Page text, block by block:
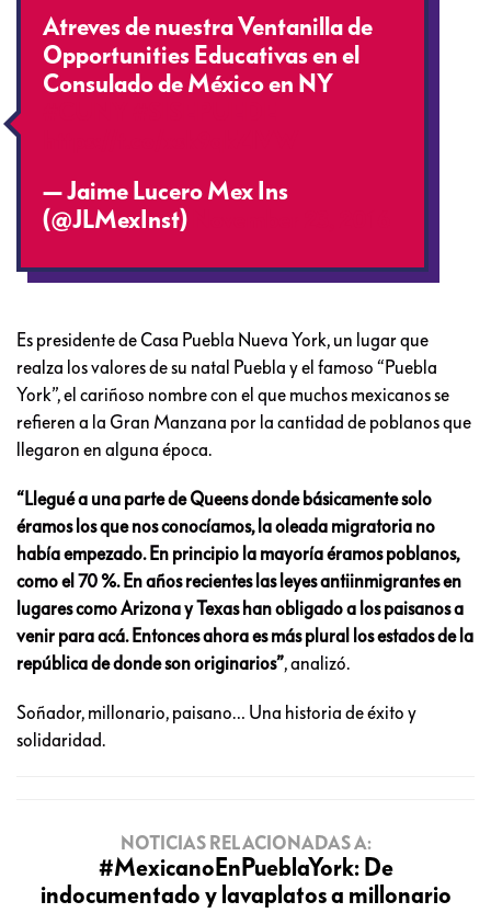
Atreves de nuestra Ventanilla de
Opportunities Educativas en el
Consulado de México en NY
— Jaime Lucero Mex Ins
(@JLMexInst)
Es presidente de Casa Puebla Nueva York, un lugar que
realza los valores de su natal Puebla y el famoso “Puebla
York”, el cariñoso nombre con el que muchos mexicanos se
refieren a la Gran Manzana por la cantidad de poblanos que
llegaron en alguna época.
“Llegué a una parte de Queens donde básicamente solo
éramos los que nos conocíamos, la oleada migratoria no
había empezado. En principio la mayoría éramos poblanos,
como el 70 %. En años recientes las leyes antiinmigrantes en
lugares como Arizona y Texas han obligado a los paisanos a
venir para acá. Entonces ahora es más plural los estados de la
república de donde son originarios”, analizó.
Soñador, millonario, paisano… Una historia de éxito y
solidaridad.
NOTICIAS RELACIONADAS A:
#MexicanoEnPueblaYork: De
indocumentado y lavaplatos a millonario